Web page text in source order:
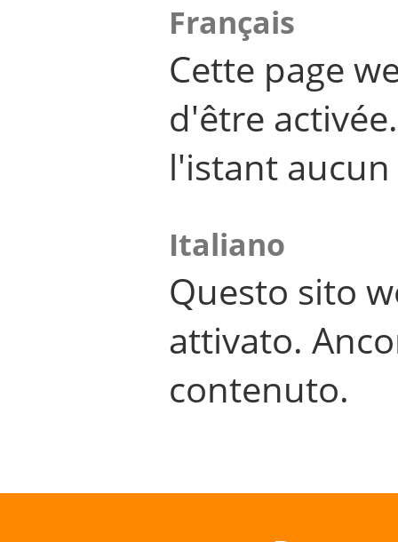
Français
Cette page
d'être
l'istant
Italiano
Questo sito
attivato.
contenuto.